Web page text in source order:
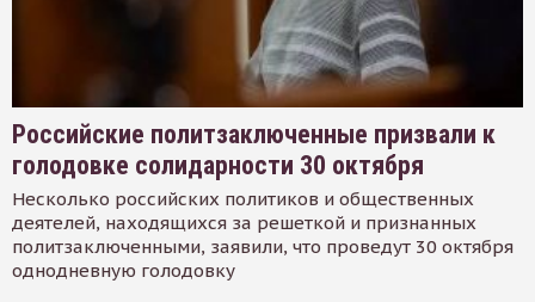
Российские политзаключенные призвали к
голодовке солидарности 30 октября
Несколько российских политиков и общественных
деятелей, находящихся за решеткой и признанных
политзаключенными, заявили, что проведут 30 октября
однодневную голодовку